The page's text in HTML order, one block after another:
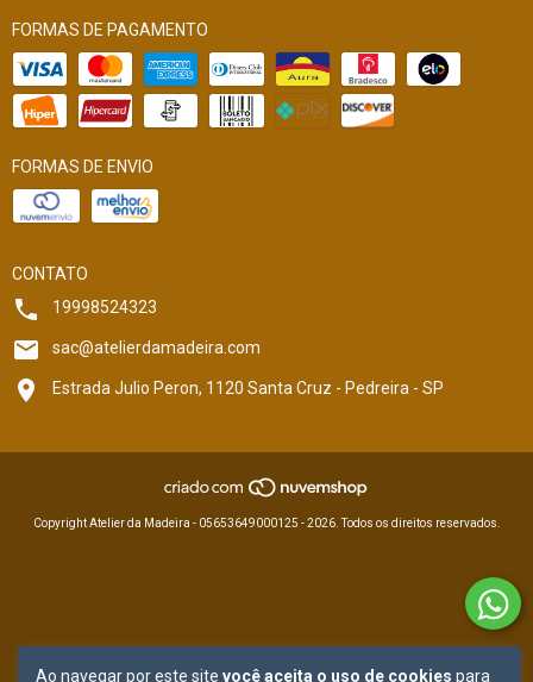
Ao navegar por este site você aceita o uso de cookies para
FORMAS DE PAGAMENTO
FORMAS DE ENVIO
CONTATO
19998524323
sac@atelierdamadeira.com
Estrada Julio Peron, 1120 Santa Cruz - Pedreira - SP
Copyright Atelier da Madeira - 05653649000125 - 2026. Todos os direitos reservados.